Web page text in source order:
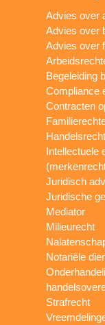
Advies over
Advies over
Advies over
Begeleiding
Compliance
Contracten
Intellectuele
Juridisch
Juridische
Mediator
Milieurecht
Notariële
Strafrecht